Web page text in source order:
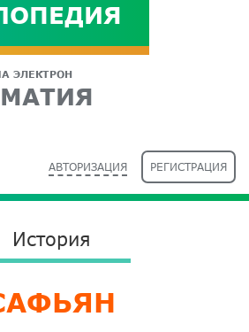
ЭЛЕКТРОН
АВТОРИЗАЦИЯ РЕГИСТРАЦИЯ
История